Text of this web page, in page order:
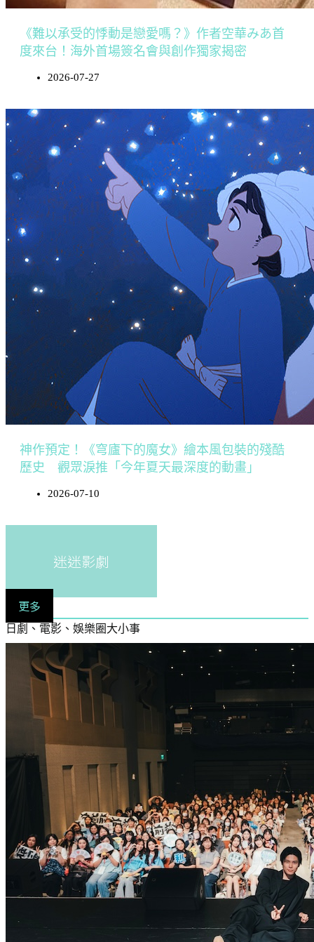
《難以承受的悸動是戀愛嗎？》作者空華みあ首
度來台！海外首場簽名會與創作獨家揭密
2026-07-27
神作預定！《穹廬下的魔女》繪本風包裝的殘酷
歷史 觀眾淚推「今年夏天最深度的動畫」
2026-07-10
迷迷影劇
更多
日劇、電影、娛樂圈大小事